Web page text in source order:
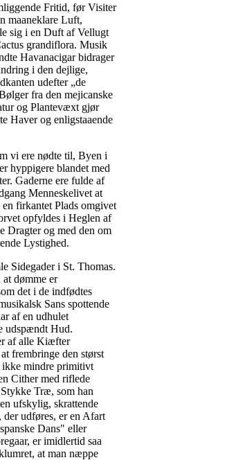
Fritid, før Visiter
maaneklare Luft,
sig i en Duft af Vellugt
grandiflora. Musik
Havanacigar bidrager
i den dejlige,
udefter „de
fra den mejicanske
og Plantevæxt gjør
Haver og enligstaaende
vi ere nødte til, Byen i
hyppigere blandet med
Gaderne ere fulde af
Menneskelivet at
firkantet Plads omgivet
opfyldes i Heglen af
Dragter og med den om
Lystighed.
Sidegader i St. Thomas.
dømme er
det i de indfødtes
Sans spottende
af en udhulet
udspændt Hud.
af alle Kiæfter
frembringe den størst
ikke mindre primitivt
Cither med riflede
Træ, som han
ufskylig, skrattende
udføres, er en Afart
Dans" eller
er imidlertid saa
at man næppe